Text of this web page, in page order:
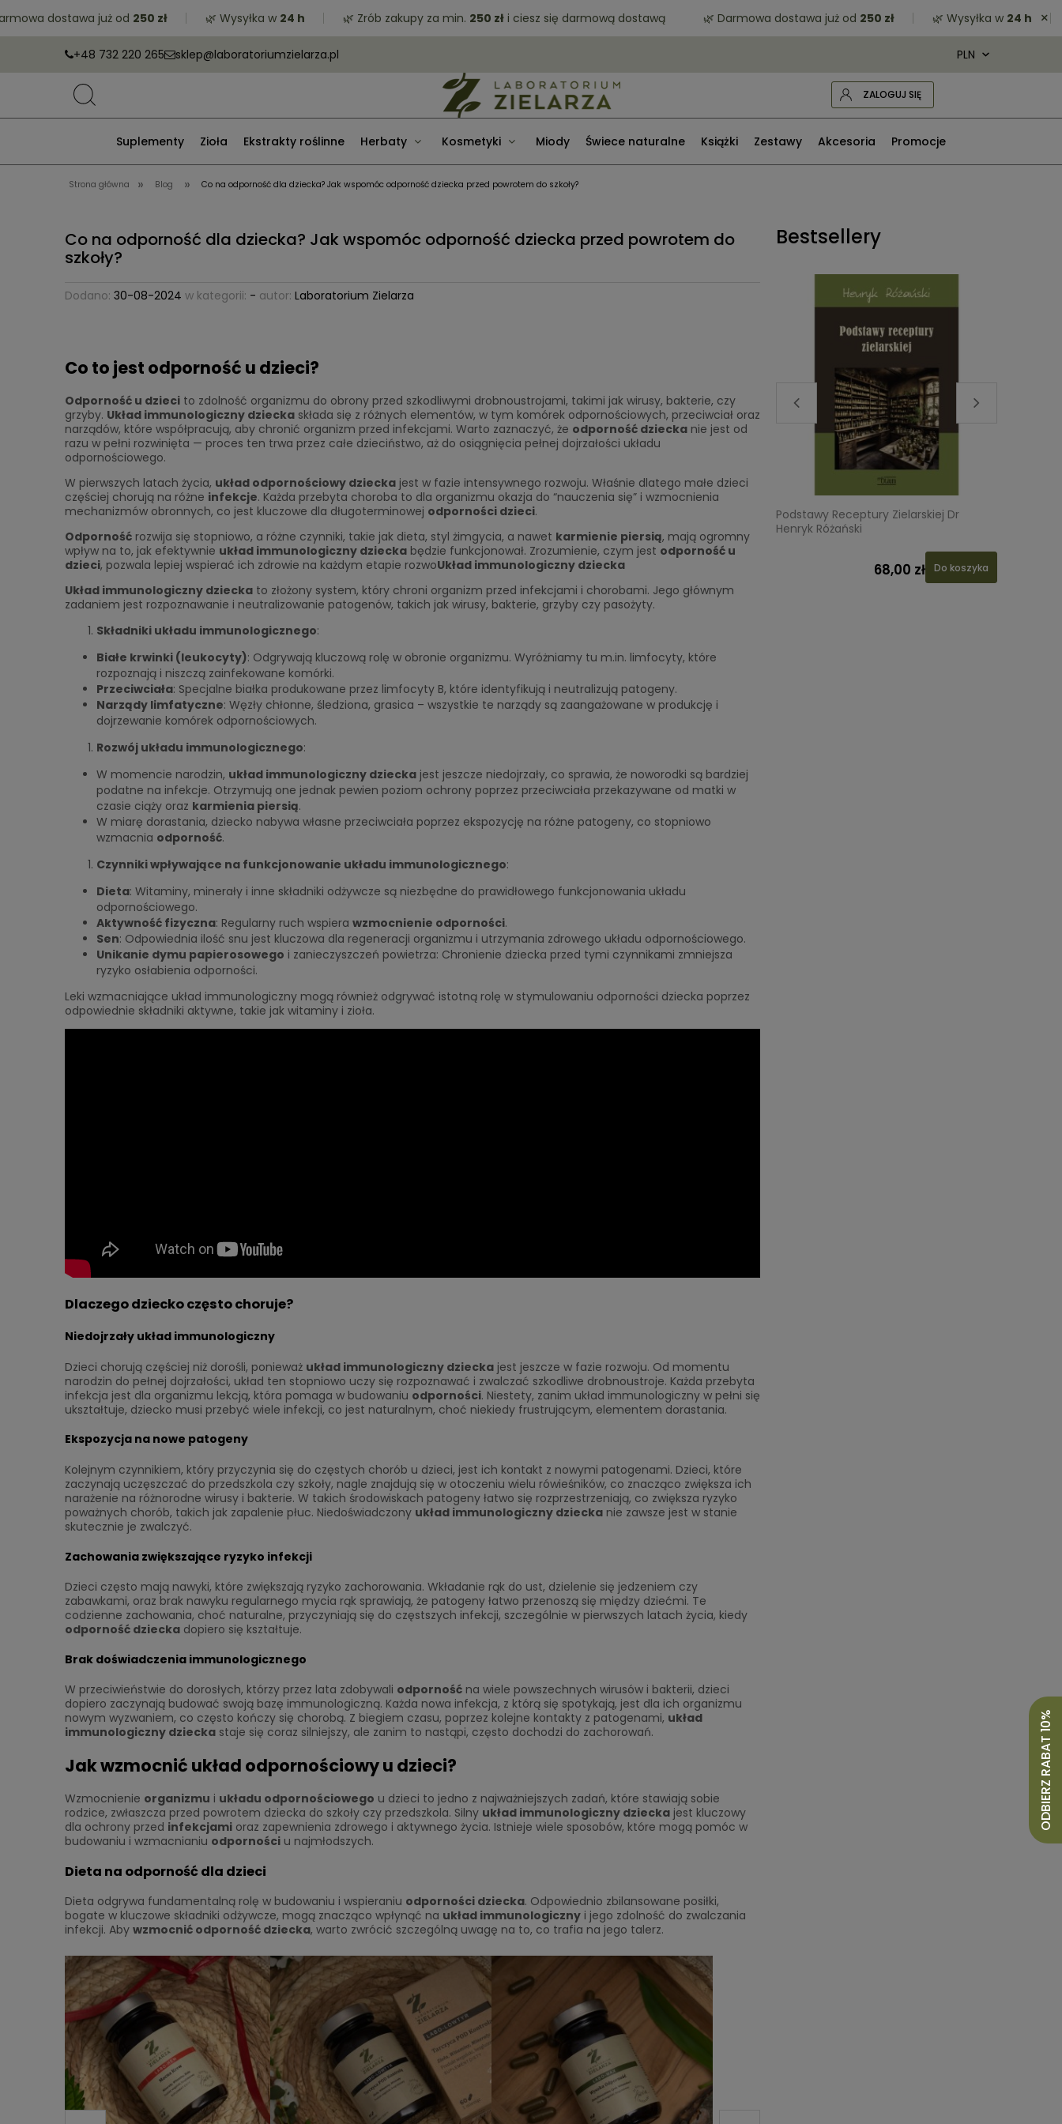
dostawa już od250 zł 🌿 Wysyłka w24 h 🌿 Zrób zakupy za min.250 złi ciesz się darmową dostawą 🌿 Darmowa dostawa już od250 zł 🌿 Wysyłka w24 h 🌿
×
+48 732 220 265 sklep@laboratoriumzielarza.pl
ZALOGUJ SIĘ
Suplementy Zioła Ekstrakty roślinne Herbaty Kosmetyki Miody Świece naturalne Książki Zestawy Akcesoria Promocje
Strona główna » Blog » Co na odporność dla dziecka? Jak wspomóc odporność dziecka przed powrotem do szkoły?
Co na odporność dla dziecka? Jak wspomóc odporność dziecka przed powrotem do
szkoły?
Dodano: 30-08-2024 w kategorii: - autor: Laboratorium Zielarza
Co to jest odporność u dzieci?
Odporność u dzieci to zdolność organizmu do obrony przed szkodliwymi drobnoustrojami, takimi jak wirusy, bakterie, czy
grzyby. Układ immunologiczny dziecka składa się z różnych elementów, w tym komórek odpornościowych, przeciwciał oraz
narządów, które współpracują, aby chronić organizm przed infekcjami. Warto zaznaczyć, że odporność dziecka nie jest od
razu w pełni rozwinięta — proces ten trwa przez całe dzieciństwo, aż do osiągnięcia pełnej dojrzałości układu
odpornościowego.
W pierwszych latach życia, układ odpornościowy dziecka jest w fazie intensywnego rozwoju. Właśnie dlatego małe dzieci
częściej chorują na różne infekcje. Każda przebyta choroba to dla organizmu okazja do “nauczenia się” i wzmocnienia
mechanizmów obronnych, co jest kluczowe dla długoterminowej odporności dzieci.
Odporność rozwija się stopniowo, a różne czynniki, takie jak dieta, styl żimgycia, a nawet karmienie piersią, mają ogromny
wpływ na to, jak efektywnie układ immunologiczny dziecka będzie funkcjonował. Zrozumienie, czym jest odporność u
dzieci, pozwala lepiej wspierać ich zdrowie na każdym etapie rozwoUkład immunologiczny dziecka
Układ immunologiczny dziecka to złożony system, który chroni organizm przed infekcjami i chorobami. Jego głównym
zadaniem jest rozpoznawanie i neutralizowanie patogenów, takich jak wirusy, bakterie, grzyby czy pasożyty.
Składniki układu immunologicznego:
Białe krwinki (leukocyty): Odgrywają kluczową rolę w obronie organizmu. Wyróżniamy tu m.in. limfocyty, które
rozpoznają i niszczą zainfekowane komórki.
Przeciwciała: Specjalne białka produkowane przez limfocyty B, które identyfikują i neutralizują patogeny.
Narządy limfatyczne: Węzły chłonne, śledziona, grasica – wszystkie te narządy są zaangażowane w produkcję i
dojrzewanie komórek odpornościowych.
Rozwój układu immunologicznego:
W momencie narodzin, układ immunologiczny dziecka jest jeszcze niedojrzały, co sprawia, że noworodki są bardziej
podatne na infekcje. Otrzymują one jednak pewien poziom ochrony poprzez przeciwciała przekazywane od matki w
czasie ciąży oraz karmienia piersią.
W miarę dorastania, dziecko nabywa własne przeciwciała poprzez ekspozycję na różne patogeny, co stopniowo
wzmacnia odporność.
Czynniki wpływające na funkcjonowanie układu immunologicznego:
Dieta: Witaminy, minerały i inne składniki odżywcze są niezbędne do prawidłowego funkcjonowania układu
odpornościowego.
Aktywność fizyczna: Regularny ruch wspiera wzmocnienie odporności.
Sen: Odpowiednia ilość snu jest kluczowa dla regeneracji organizmu i utrzymania zdrowego układu odpornościowego.
Unikanie dymu papierosowego i zanieczyszczeń powietrza: Chronienie dziecka przed tymi czynnikami zmniejsza
ryzyko osłabienia odporności.
Leki wzmacniające układ immunologiczny mogą również odgrywać istotną rolę w stymulowaniu odporności dziecka poprzez
odpowiednie składniki aktywne, takie jak witaminy i zioła.
Dlaczego dziecko często choruje?
Niedojrzały układ immunologiczny
Dzieci chorują częściej niż dorośli, ponieważ układ immunologiczny dziecka jest jeszcze w fazie rozwoju. Od momentu
narodzin do pełnej dojrzałości, układ ten stopniowo uczy się rozpoznawać i zwalczać szkodliwe drobnoustroje. Każda przebyta
infekcja jest dla organizmu lekcją, która pomaga w budowaniu odporności. Niestety, zanim układ immunologiczny w pełni się
ukształtuje, dziecko musi przebyć wiele infekcji, co jest naturalnym, choć niekiedy frustrującym, elementem dorastania.
Ekspozycja na nowe patogeny
Kolejnym czynnikiem, który przyczynia się do częstych chorób u dzieci, jest ich kontakt z nowymi patogenami. Dzieci, które
zaczynają uczęszczać do przedszkola czy szkoły, nagle znajdują się w otoczeniu wielu rówieśników, co znacząco zwiększa ich
narażenie na różnorodne wirusy i bakterie. W takich środowiskach patogeny łatwo się rozprzestrzeniają, co zwiększa ryzyko
poważnych chorób, takich jak zapalenie płuc. Niedoświadczony układ immunologiczny dziecka nie zawsze jest w stanie
skutecznie je zwalczyć.
Zachowania zwiększające ryzyko infekcji
Dzieci często mają nawyki, które zwiększają ryzyko zachorowania. Wkładanie rąk do ust, dzielenie się jedzeniem czy
zabawkami, oraz brak nawyku regularnego mycia rąk sprawiają, że patogeny łatwo przenoszą się między dziećmi. Te
codzienne zachowania, choć naturalne, przyczyniają się do częstszych infekcji, szczególnie w pierwszych latach życia, kiedy
odporność dziecka dopiero się kształtuje.
Brak doświadczenia immunologicznego
W przeciwieństwie do dorosłych, którzy przez lata zdobywali odporność na wiele powszechnych wirusów i bakterii, dzieci
dopiero zaczynają budować swoją bazę immunologiczną. Każda nowa infekcja, z którą się spotykają, jest dla ich organizmu
nowym wyzwaniem, co często kończy się chorobą. Z biegiem czasu, poprzez kolejne kontakty z patogenami, układ
immunologiczny dziecka staje się coraz silniejszy, ale zanim to nastąpi, często dochodzi do zachorowań.
Jak wzmocnić układ odpornościowy u dzieci?
Wzmocnienie organizmu i układu odpornościowego u dzieci to jedno z najważniejszych zadań, które stawiają sobie
rodzice, zwłaszcza przed powrotem dziecka do szkoły czy przedszkola. Silny układ immunologiczny dziecka jest kluczowy
dla ochrony przed infekcjami oraz zapewnienia zdrowego i aktywnego życia. Istnieje wiele sposobów, które mogą pomóc w
budowaniu i wzmacnianiu odporności u najmłodszych.
Dieta na odporność dla dzieci
Dieta odgrywa fundamentalną rolę w budowaniu i wspieraniu odporności dziecka. Odpowiednio zbilansowane posiłki,
bogate w kluczowe składniki odżywcze, mogą znacząco wpłynąć na układ immunologiczny i jego zdolność do zwalczania
infekcji. Aby wzmocnić odporność dziecka, warto zwrócić szczególną uwagę na to, co trafia na jego talerz.
Bestsellery
Podstawy Receptury Zielarskiej Dr
Henryk Różański
68,00 zł Do koszyka
ODBIERZ RABAT 10%